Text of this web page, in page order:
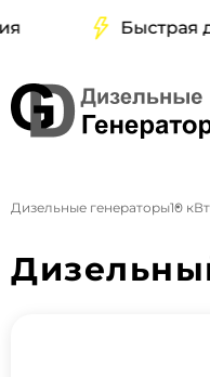
Быстрая
Дизельные генераторы10 кВт